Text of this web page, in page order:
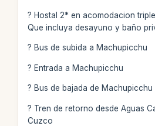
? Hostal 2* en acomodacion
Que incluya desayuno y baño
? Bus de subida a Machupicchu
? Entrada a Machupicchu
? Bus de bajada de Machupicchu
? Tren de retorno desde Aguas
Cuzco